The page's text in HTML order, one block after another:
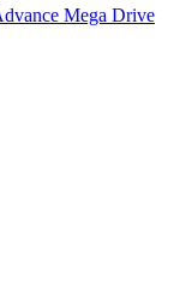
Mega Drive